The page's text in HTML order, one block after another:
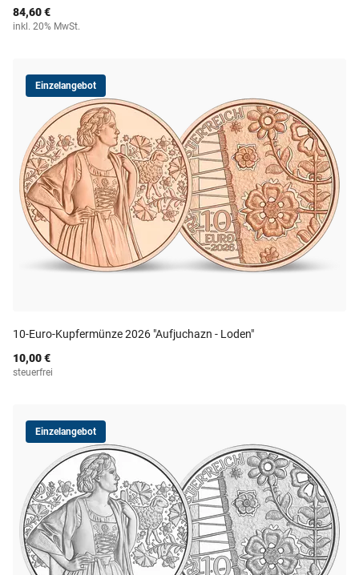
84,60 €
inkl. 20% MwSt.
Einzelangebot
10-Euro-Kupfermünze 2026 "Aufjuchazn - Loden"
10,00 €
steuerfrei
Einzelangebot